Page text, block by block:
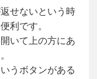
せないという時
利です。
いて上の方にあ
うボタンがある